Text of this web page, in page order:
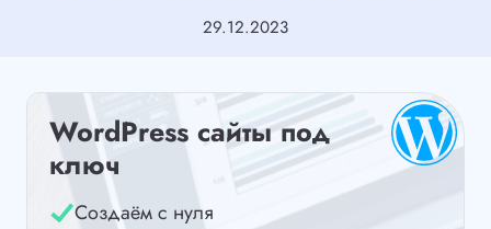
29.12.2023
WordPress сайты под
ключ
Создаём с нуля